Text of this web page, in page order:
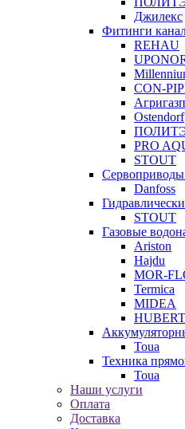
Джилекс
Фитинги
REHAU
CON-
Ostendorf
PRO
STOUT
Сервоприводы
Danfoss
STOUT
Газовые
Ariston
Hajdu
MOR-
Termica
MIDEA
HUBERT
Toua
Техника
Toua
Наши услуги
Оплата
Доставка